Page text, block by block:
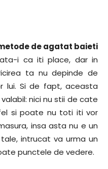
de agatat baieti
i ca iti place, dar in
ta nu depinde de
lui. Si de fapt, aceasta
nici nu stii de cate
si poate nu toti iti vor
insa asta nu e un
intrucat va urma un
punctele de vedere.